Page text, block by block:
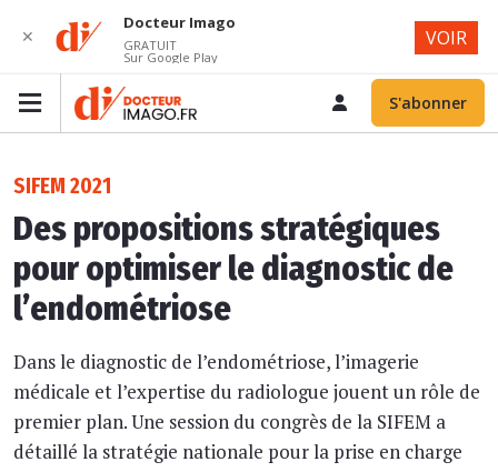
S'abonner
SIFEM 2021
Des propositions stratégiques
pour optimiser le diagnostic de
l’endométriose
Dans le diagnostic de l’endométriose, l’imagerie
médicale et l’expertise du radiologue jouent un rôle de
premier plan. Une session du congrès de la SIFEM a
détaillé la stratégie nationale pour la prise en charge
✕
Docteur Imago
GRATUIT
Sur Google Play
VOIR